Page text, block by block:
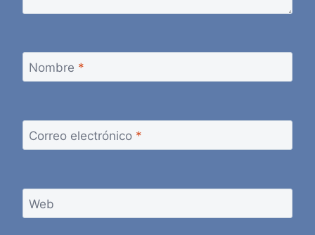
Nombre *
Correo electrónico *
Web